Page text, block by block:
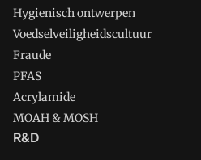
Hygienisch ontwerpen
Voedselveiligheidscultuur
Fraude
PFAS
Acrylamide
MOAH & MOSH
R&D